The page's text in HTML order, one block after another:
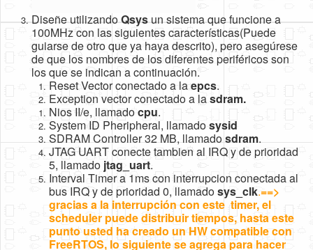
Diseñe utilizandoQsysun sistema que funcione a
100MHz con las siguientes características(Puede
guiarse de otro que ya haya descrito), pero asegúrese
de que los nombres de los diferentes periféricos son
los que se indican a continuación.
Reset Vector conectado a laepcs.
Exception vector conectado a lasdram.
Nios II/e, llamadocpu.
System ID Pheripheral, llamadosysid
SDRAM Controller 32 MB, llamadosdram.
JTAG UART conecte tambien al IRQ y de prioridad
5, llamado jtag_uart.
Interval Timer a 1ms con interrupcion conectada al
bus IRQ y de prioridad 0, llamadosys_clk.==>
gracias a la interrupción con este timer, el
scheduler puede distribuir tiempos, hasta este
punto usted ha creado un HW compatible con
FreeRTOS, lo siguiente se agrega para hacer